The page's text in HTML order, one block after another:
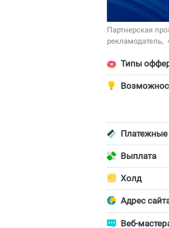
Партнерская
рекламодатель,
Типы
Выплата
Холд
Адрес
Веб-